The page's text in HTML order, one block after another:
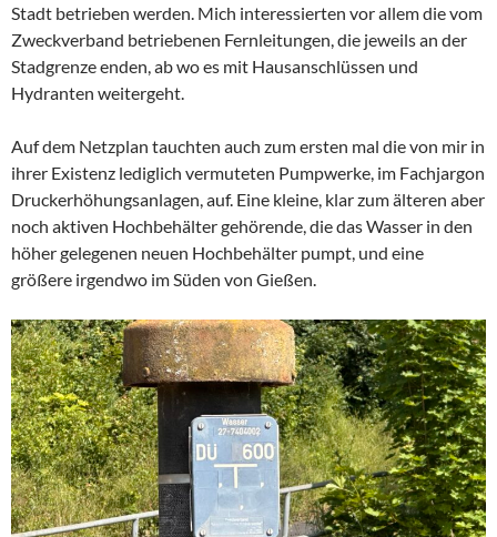
Stadt betrieben werden. Mich interessierten vor allem die vom
Zweckverband betriebenen Fernleitungen, die jeweils an der
Stadgrenze enden, ab wo es mit Hausanschlüssen und
Hydranten weitergeht.
Auf dem Netzplan tauchten auch zum ersten mal die von mir in
ihrer Existenz lediglich vermuteten Pumpwerke, im Fachjargon
Druckerhöhungsanlagen, auf. Eine kleine, klar zum älteren aber
noch aktiven Hochbehälter gehörende, die das Wasser in den
höher gelegenen neuen Hochbehälter pumpt, und eine
größere irgendwo im Süden von Gießen.